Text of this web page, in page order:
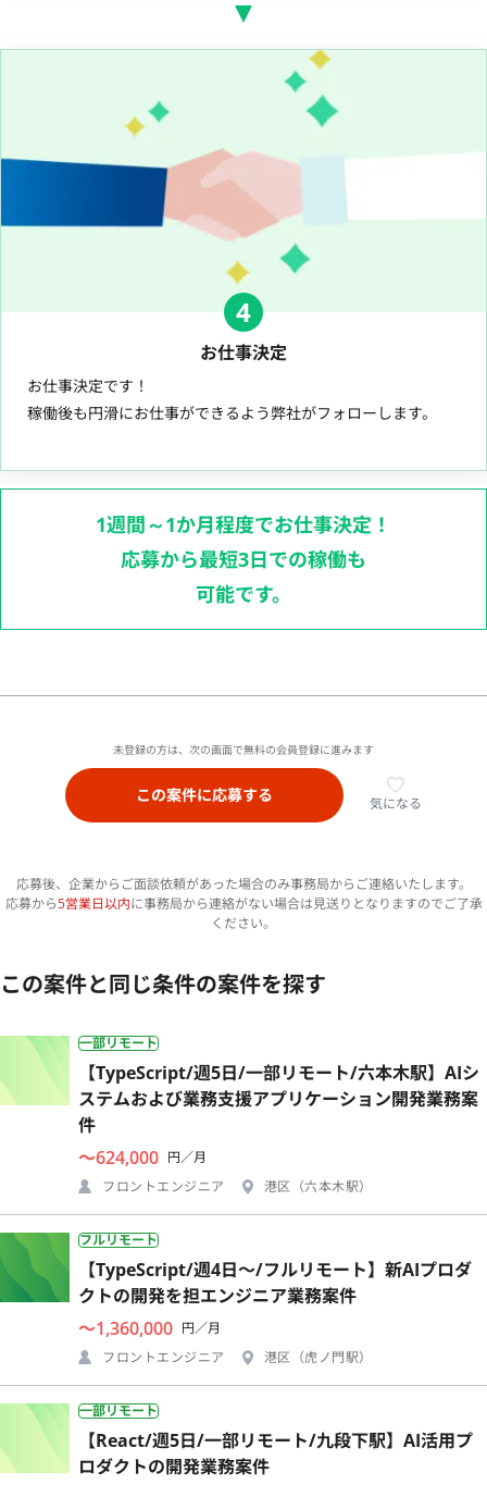
4
お仕事決定
お仕事決定です！
稼働後も円滑にお仕事ができるよう弊社がフォローします。
1週間～1か月程度でお仕事決定！
応募から最短3日での稼働も
可能です。
未登録の方は、次の画面で無料の会員登録に進みます
この案件に応募する 気になる
応募後、企業からご面談依頼があった場合のみ事務局からご連絡いたします。
応募から5営業日以内に事務局から連絡がない場合は見送りとなりますのでご了承
ください。
この案件と同じ条件の案件を探す
一部リモート
【TypeScript/週5日/一部リモート/六本木駅】AIシ
ステムおよび業務支援アプリケーション開発業務案
件
〜624,000 円／月
フロントエンジニア
港区（六本木駅）
フルリモート
【TypeScript/週4日〜/フルリモート】新AIプロダ
クトの開発を担エンジニア業務案件
〜1,360,000 円／月
フロントエンジニア
港区（虎ノ門駅）
一部リモート
【React/週5日/一部リモート/九段下駅】AI活用プ
ロダクトの開発業務案件